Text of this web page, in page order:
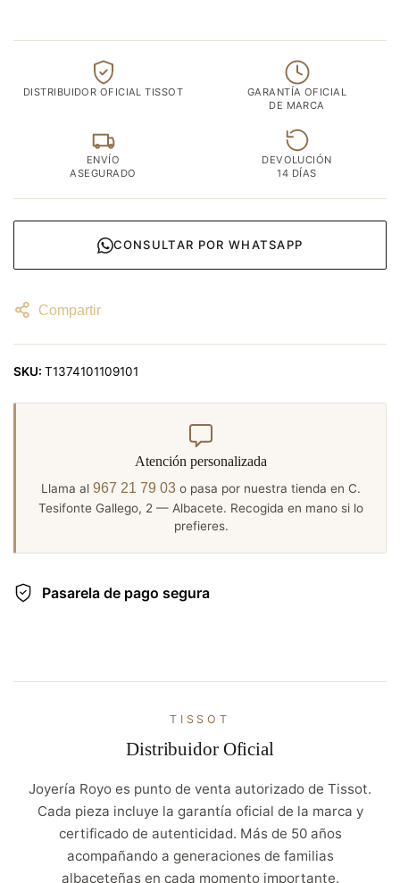
DISTRIBUIDOR OFICIAL TISSOT
GARANTÍA OFICIAL
DE MARCA
ENVÍO
ASEGURADO
DEVOLUCIÓN
14 DÍAS
CONSULTAR POR WHATSAPP
Compartir
SKU: T1374101109101
Atención personalizada
Llama al 967 21 79 03 o pasa por nuestra tienda en C.
Tesifonte Gallego, 2 — Albacete. Recogida en mano si lo
prefieres.
Pasarela de pago segura
TISSOT
Distribuidor Oficial
Joyería Royo es punto de venta autorizado de Tissot.
Cada pieza incluye la garantía oficial de la marca y
certificado de autenticidad. Más de 50 años
acompañando a generaciones de familias
albaceteñas en cada momento importante.